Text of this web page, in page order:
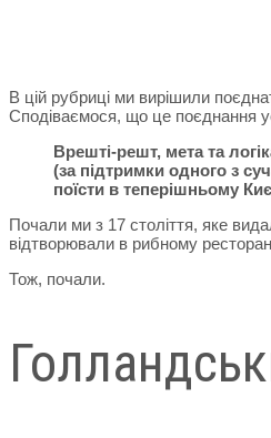
В цій рубриці ми вирішили
Сподіваємося, що це поєднання
Врешті-решт, мета та
(за підтримки одного з
поїсти в теперішньому
Почали ми з 17 століття, яке
відтворювали в рибному
Тож, почали.